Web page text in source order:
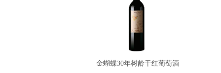
金蝴蝶30年树龄干红葡萄酒